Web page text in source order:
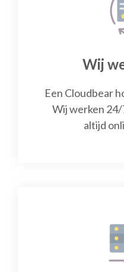
Wij
Een Cloudbear
Wij werken
altijd